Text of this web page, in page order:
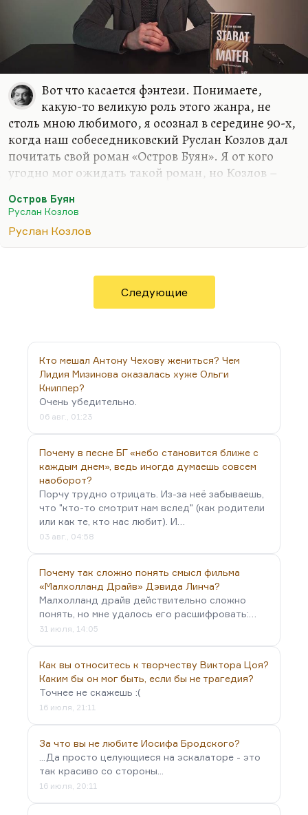
Вот что касается фэнтези. Понимаете,
какую-то великую роль этого жанра, не
столь мною любимого, я осознал в середине 90-х,
когда наш собеседниковский Руслан Козлов дал
почитать свой роман «Остров Буян». Я от кого
угодно мог ожидать такой роман, но Козлов –
редактировал «Смену» ленинградскую, он автор
первой публикации о «Митьках», он и открыл их
как течение. Он был автором первого ответа
принципами». Когда все замерли, думая, что это
произошел поворот в правительстве, а вот Козлов
взял и написал очень резкую и язвительную
Я знал его как очень сильного публициста. Он
замечательно писал,…
Остров Буян
Руслан Козлов
Руслан Козлов
Следующие
Кто мешал Антону Чехову жениться? Чем
Лидия Мизинова оказалась хуже Ольги
Книппер?
Очень убедительно.
06 авг., 01:23
Почему в песне БГ «небо становится ближе с
каждым днем», ведь иногда думаешь совсем
наоборот?
Порчу трудно отрицать. Из-за неё забываешь,
что "кто-то смотрит нам вслед" (как родители
или как те, кто нас любит). И…
03 авг., 04:58
Почему так сложно понять смысл фильма
«Малхолланд Драйв» Дэвида Линча?
Малхолланд драйв действительно сложно
понять, но мне удалось его расшифровать:…
31 июля, 14:05
Как вы относитесь к творчеству Виктора Цоя?
Каким бы он мог быть, если бы не трагедия?
Точнее не скажешь :(
16 июля, 21:11
За что вы не любите Иосифа Бродского?
...Да просто целующиеся на эскалаторе - это
так красиво со стороны...
16 июля, 20:11